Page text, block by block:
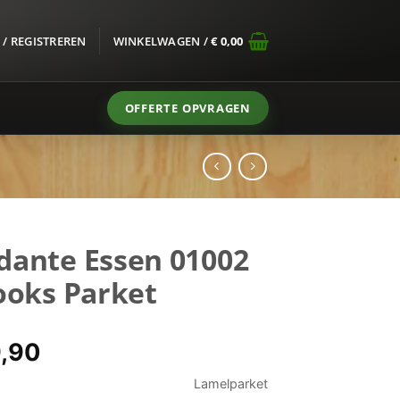
REGISTREREN WINKELWAGEN /€0,00
OFFERTE OPVRAGEN
Essen 01002
Parket
Huidige
Lamelparket